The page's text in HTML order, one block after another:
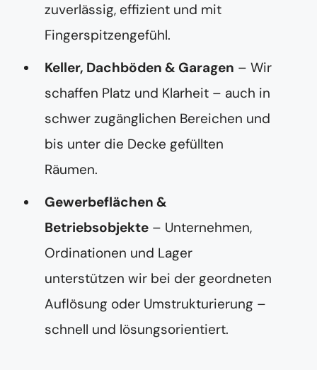
zuverlässig, effizient und mit
Fingerspitzengefühl.
Keller, Dachböden & Garagen – Wir
schaffen Platz und Klarheit – auch in
schwer zugänglichen Bereichen und
bis unter die Decke gefüllten
Räumen.
Gewerbeflächen &
Betriebsobjekte – Unternehmen,
Ordinationen und Lager
unterstützen wir bei der geordneten
Auflösung oder Umstrukturierung –
schnell und lösungsorientiert.